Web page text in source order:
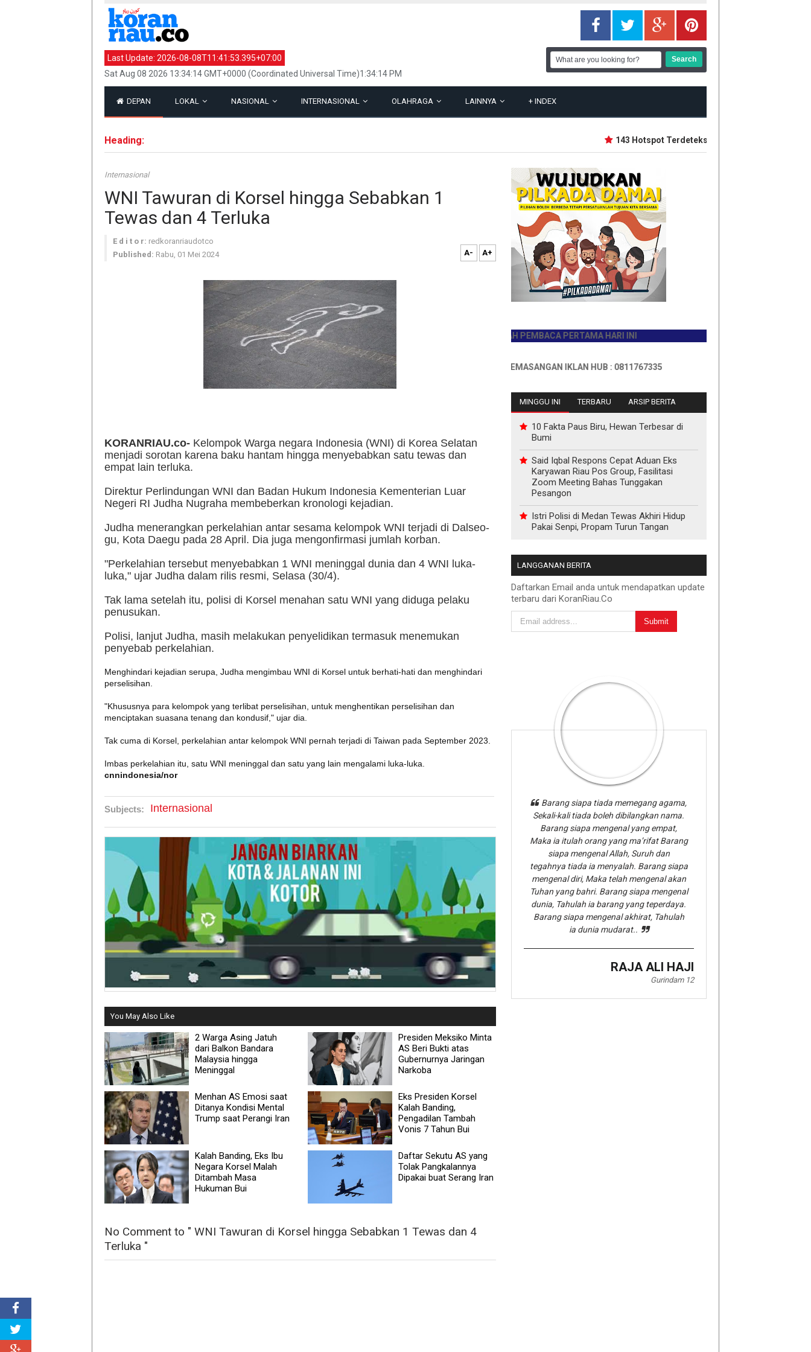
Last Update: 2026-08-08T11:41:53.395+07:00
Sat Aug 08 2026 13:34:14 GMT+0000 (Coordinated Universal Time)1:34:14 PM
DEPAN LOKAL NASIONAL INTERNASIONAL OLAHRAGA LAINNYA + INDEX
Heading: 143 Hotspot Terdeteksi di Riau, Rohil Terbanyak
Internasional
WNI Tawuran di Korsel hingga Sebabkan 1
Tewas dan 4 Terluka
E d i t o r: redkoranriaudotco
Published: Rabu, 01 Mei 2024 A- A+
KORANRIAU.co- Kelompok Warga negara Indonesia (WNI) di Korea Selatan
menjadi sorotan karena baku hantam hingga menyebabkan satu tewas dan
empat lain terluka.
Direktur Perlindungan WNI dan Badan Hukum Indonesia Kementerian Luar
Negeri RI Judha Nugraha membeberkan kronologi kejadian.
Judha menerangkan perkelahian antar sesama kelompok WNI terjadi di Dalseo-
gu, Kota Daegu pada 28 April. Dia juga mengonfirmasi jumlah korban.
"Perkelahian tersebut menyebabkan 1 WNI meninggal dunia dan 4 WNI luka-
luka," ujar Judha dalam rilis resmi, Selasa (30/4).
Tak lama setelah itu, polisi di Korsel menahan satu WNI yang diduga pelaku
penusukan.
Polisi, lanjut Judha, masih melakukan penyelidikan termasuk menemukan
penyebab perkelahian.
Menghindari kejadian serupa, Judha mengimbau WNI di Korsel untuk berhati-hati dan menghindari
perselisihan.
"Khususnya para kelompok yang terlibat perselisihan, untuk menghentikan perselisihan dan
menciptakan suasana tenang dan kondusif," ujar dia.
Tak cuma di Korsel, perkelahian antar kelompok WNI pernah terjadi di Taiwan pada September 2023.
Imbas perkelahian itu, satu WNI meninggal dan satu yang lain mengalami luka-luka.
cnnindonesia/nor
Subjects: Internasional
You May Also Like
2 Warga Asing Jatuh
dari Balkon Bandara
Malaysia hingga
Meninggal
Presiden Meksiko Minta
AS Beri Bukti atas
Gubernurnya Jaringan
Narkoba
Menhan AS Emosi saat
Ditanya Kondisi Mental
Trump saat Perangi Iran
Eks Presiden Korsel
Kalah Banding,
Pengadilan Tambah
Vonis 7 Tahun Bui
Kalah Banding, Eks Ibu
Negara Korsel Malah
Ditambah Masa
Hukuman Bui
Daftar Sekutu AS yang
Tolak Pangkalannya
Dipakai buat Serang Iran
No Comment to " WNI Tawuran di Korsel hingga Sebabkan 1 Tewas dan 4
Terluka "
JADILAH PEMBACA PERTAMA HARI INI
INFO PEMASANGAN IKLAN HUB : 0811767335
MINGGU INI TERBARU ARSIP BERITA
10 Fakta Paus Biru, Hewan Terbesar di
Bumi
Said Iqbal Respons Cepat Aduan Eks
Karyawan Riau Pos Group, Fasilitasi
Zoom Meeting Bahas Tunggakan
Pesangon
Istri Polisi di Medan Tewas Akhiri Hidup
Pakai Senpi, Propam Turun Tangan
LANGGANAN BERITA
Daftarkan Email anda untuk mendapatkan update
terbaru dari KoranRiau.Co
Barang siapa tiada memegang agama,
Sekali-kali tiada boleh dibilangkan nama.
Barang siapa mengenal yang empat,
Maka ia itulah orang yang ma’rifat Barang
siapa mengenal Allah, Suruh dan
tegahnya tiada ia menyalah. Barang siapa
mengenal diri, Maka telah mengenal akan
Tuhan yang bahri. Barang siapa mengenal
dunia, Tahulah ia barang yang teperdaya.
Barang siapa mengenal akhirat, Tahulah
ia dunia mudarat..
RAJA ALI HAJI
Gurindam 12